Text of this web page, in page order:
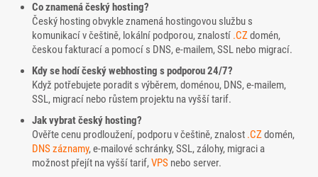
Co znamená český hosting?
Český hosting obvykle znamená hostingovou službu s
komunikací v češtině, lokální podporou, znalostí .CZdomén,
českou fakturací a pomocí s DNS, e-mailem, SSL nebo migrací.
Kdy se hodí český webhosting s podporou 24/7?
Když potřebujete poradit s výběrem, doménou, DNS, e-mailem,
SSL, migrací nebo růstem projektu na vyšší tarif.
Jak vybrat český hosting?
Ověřte cenu prodloužení, podporu v češtině, znalost .CZdomén,
DNS záznamy, e-mailové schránky, SSL, zálohy, migraci a
možnost přejít na vyšší tarif,VPS nebo server.